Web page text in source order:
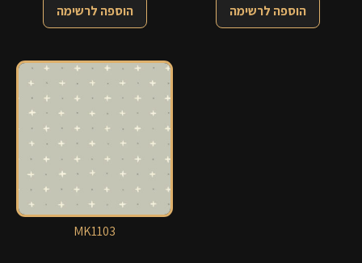
הוספה לרשימה הוספה לרשימה
MK1103